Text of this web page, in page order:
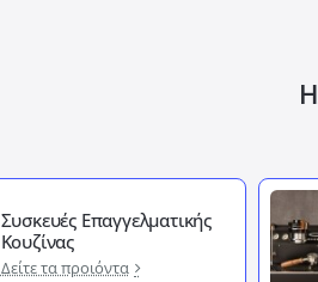
Συσκευές Επαγγελματικής
Κουζίνας
Δείτε τα προιόντα